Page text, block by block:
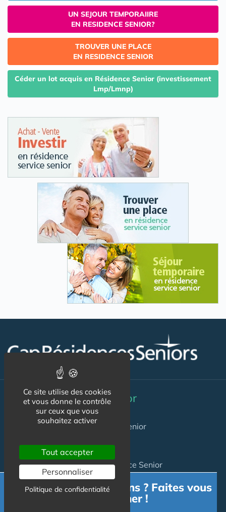
UN SEJOUR TEMPORAIIRE
EN RESIDENCE SENIOR?
TROUVER UNE PLACE
EN RESIDENCE SENIOR
Céder un lot acquis en Résidence Senior (investissement
Lmp/Lmnp)
Résidence Service Senior
Annuaire Résidences Services Senior
Annuaire Villages Senior
Séjours Temporaires en Résidence Senior
Trouver une place en résidence service pour senior
Besoin d'informations ? Faites vous
accompagner !
Ce site utilise des cookies
et vous donne le contrôle
sur ceux que vous
souhaitez activer
Tout accepter
Personnaliser
Politique de confidentialité